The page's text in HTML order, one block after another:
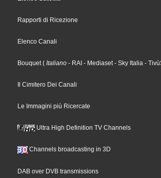
Rapporti di Ricezione
Elenco Canali
Bouquet ( Italiano - RAI - Mediaset - Sky Italia -
Il Cimitero Dei Canali
Le Immagini più Ricercate
Ultra High Definition TV Channels
Channels broadcasting in 3D
DAB over DVB transmissions